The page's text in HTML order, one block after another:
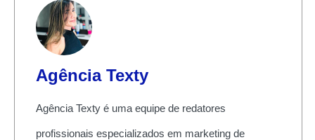
Agência Texty
Agência Texty é uma equipe de redatores
profissionais especializados em marketing de